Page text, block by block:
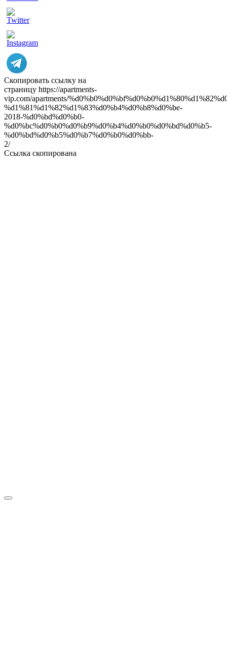
Скопировать ссылку на
страницу https://apartments-
vip.com/apartments/
%d1%81%d1%82%d1%83%d0%b4%d0%b8%d0%be-
2018-%d0%bd%d0%b0-
%d0%bc%d0%b0%d0%b9%d0%b4%d0%b0%d0%bd%d0%b5-
%d0%bd%d0%b5%d0%b7%d0%b0%d0%bb-
2/
Ссылка скопирована